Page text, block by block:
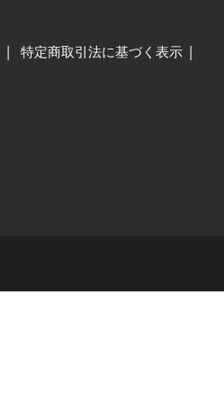
特定商取引法に基づく表示